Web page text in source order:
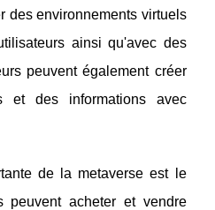
des environnements virtuels
ainsi qu'avec des
peuvent également créer
et des informations avec
de la metaverse est le
peuvent acheter et vendre